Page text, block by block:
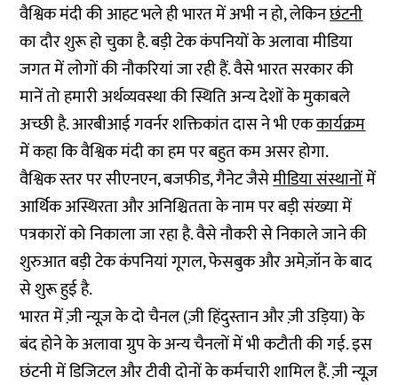
वैश्विक मंदी की आहट भले ही भारत में अभी न‌ हो, लेकिनछंटनी
का दौर शुरू हो चुका है. बड़ी टेक कंपनियों के अलावा मीडिया
जगत में लोगों की नौकरियां जा रही हैं. वैसे भारत सरकार की
मानें तो हमारी अर्थव्यवस्था की स्थिति अन्य देशों के मुकाबले
अच्छी है. आरबीआई गवर्नर शक्तिकांत दास ने भी एककार्यक्रम
में कहा कि वैश्विक मंदी का हम पर बहुत कम असर होगा.
वैश्विक स्तर पर सीएनएन, बजफीड, गैनेट जैसेमीडिया संस्थानोंमें
आर्थिक अस्थिरता और अनिश्चितता के नाम पर बड़ी संख्या में
पत्रकारों को निकाला जा रहा है. वैसे नौकरी से निकाले जाने की
शुरुआत बड़ी टेक कंपनियां गूगल, फेसबुक और अमेज़ॉन के बाद
से शुरू हुई है.
भारत में ज़ी न्यूज़ के दो चैनल (ज़ी हिंदुस्तान और ज़ी उड़िया) के
बंद होने के अलावा ग्रुप के अन्य चैनलों में भी कटौती की गई. इस
छंटनी में डिजिटल और टीवी दोनों के कर्मचारी शामिल हैं. ज़ी न्यूज़